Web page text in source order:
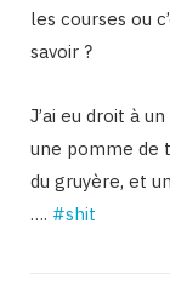
les courses ou
savoir ?
J’ai eu droit à
une pomme de
du gruyère, et
…. ‪#‎shit